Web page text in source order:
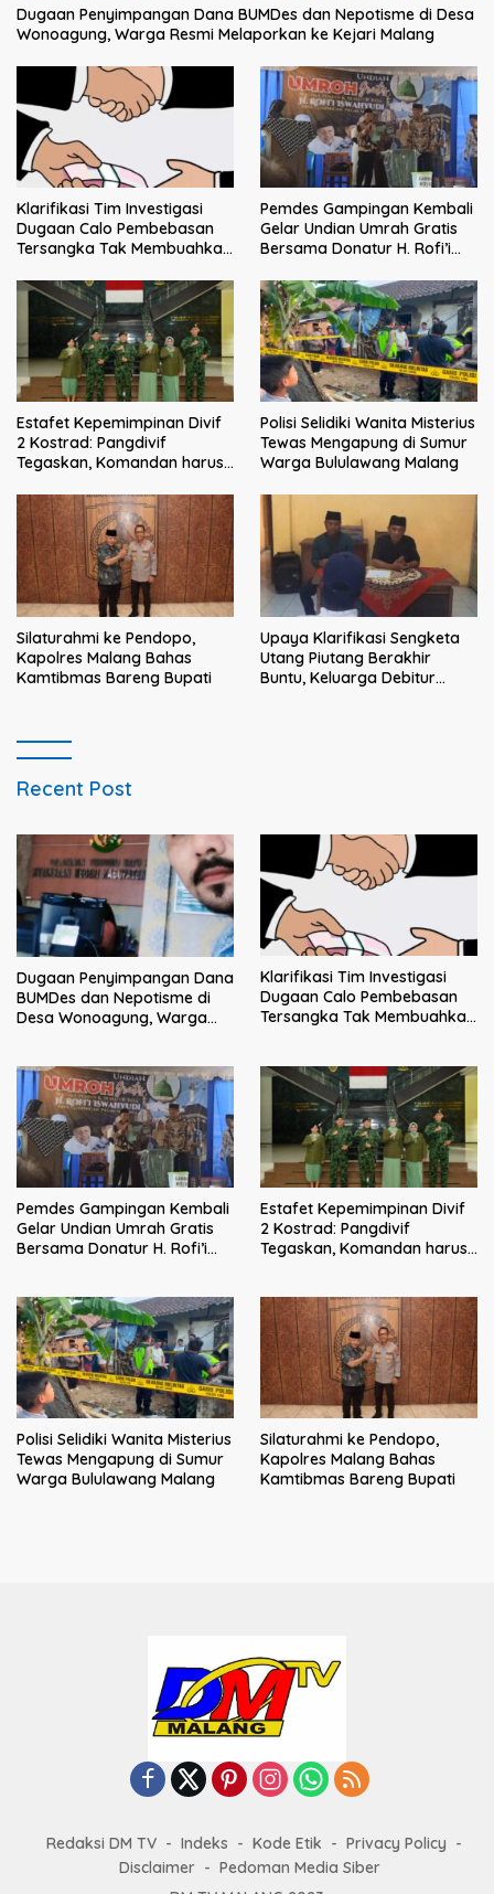
Dugaan Penyimpangan Dana BUMDes dan Nepotisme di Desa
Wonoagung, Warga Resmi Melaporkan ke Kejari Malang
Klarifikasi Tim Investigasi
Dugaan Calo Pembebasan
Tersangka Tak Membuahkan
Pemdes Gampingan Kembali
Gelar Undian Umrah Gratis
Bersama Donatur H. Rofi’i
bagi Pejuang Sosial
Estafet Kepemimpinan Divif
2 Kostrad: Pangdivif
Tegaskan, Komandan harus
dan solusi bagi prajurit
Polisi Selidiki Wanita Misterius
Tewas Mengapung di Sumur
Warga Bululawang Malang
Silaturahmi ke Pendopo,
Kapolres Malang Bahas
Kamtibmas Bareng Bupati
Upaya Klarifikasi Sengketa
Utang Piutang Berakhir
Buntu, Keluarga Debitur
Recent Post
Dugaan Penyimpangan Dana
BUMDes dan Nepotisme di
Desa Wonoagung, Warga
Klarifikasi Tim Investigasi
Dugaan Calo Pembebasan
Tersangka Tak Membuahkan
Pemdes Gampingan Kembali
Gelar Undian Umrah Gratis
Bersama Donatur H. Rofi’i
Estafet Kepemimpinan Divif
2 Kostrad: Pangdivif
Tegaskan, Komandan harus
Polisi Selidiki Wanita Misterius
Tewas Mengapung di Sumur
Warga Bululawang Malang
Silaturahmi ke Pendopo,
Kapolres Malang Bahas
Kamtibmas Bareng Bupati
Redaksi DM TV Indeks Kode Etik
Privacy Policy
Disclaimer
Pedoman Media Siber